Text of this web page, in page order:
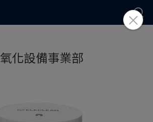
氧化設備事業部